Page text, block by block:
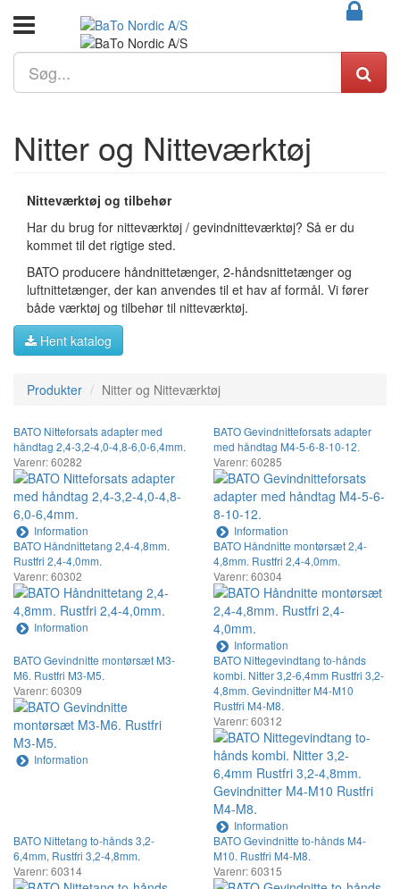
Nitter og Nitteværktøj
Nitteværktøj og tilbehør
Har du brug for nitteværktøj / gevindnitteværktøj? Så er du
kommet til det rigtige sted.
BATO producere håndnittetænger, 2-håndsnittetænger og
luftnittetænger, der kan anvendes til et hav af formål. Vi fører
både værktøj og tilbehør til nitteværktøj.
Hent katalog
Produkter Nitter og Nitteværktøj
BATO Nitteforsats adapter med
håndtag 2,4-3,2-4,0-4,8-6,0-6,4mm.
Varenr: 60282
Information
BATO Gevindnitteforsats adapter
med håndtag M4-5-6-8-10-12.
Varenr: 60285
Information
BATO Håndnittetang 2,4-4,8mm.
Rustfri 2,4-4,0mm.
Varenr: 60302
Information
BATO Håndnitte montørsæt 2,4-
4,8mm. Rustfri 2,4-4,0mm.
Varenr: 60304
Information
BATO Gevindnitte montørsæt M3-
M6. Rustfri M3-M5.
Varenr: 60309
Information
BATO Nittegevindtang to-hånds
kombi. Nitter 3,2-6,4mm Rustfri 3,2-
4,8mm. Gevindnitter M4-M10
Rustfri M4-M8.
Varenr: 60312
Information
BATO Nittetang to-hånds 3,2-
6,4mm, Rustfri 3,2-4,8mm.
Varenr: 60314
BATO Gevindnitte to-hånds M4-
M10. Rustfri M4-M8.
Varenr: 60315